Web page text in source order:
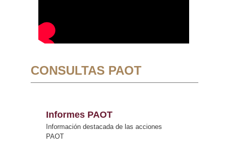
CONSULTAS PAOT
Informes PAOT
Información destacada de las acciones
PAOT